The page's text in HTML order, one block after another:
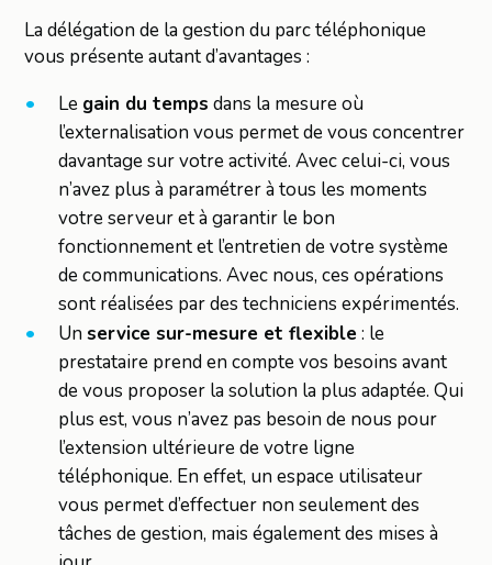
La délégation de la gestion du parc téléphonique
vous présente autant d’avantages :
Le gain du temps dans la mesure où
l’externalisation vous permet de vous concentrer
davantage sur votre activité. Avec celui-ci, vous
n’avez plus à paramétrer à tous les moments
votre serveur et à garantir le bon
fonctionnement et l’entretien de votre système
de communications. Avec nous, ces opérations
sont réalisées par des techniciens expérimentés.
Unservice sur-mesure et flexible : le
prestataire prend en compte vos besoins avant
de vous proposer la solution la plus adaptée. Qui
plus est, vous n’avez pas besoin de nous pour
l’extension ultérieure de votre ligne
téléphonique. En effet, un espace utilisateur
vous permet d’effectuer non seulement des
tâches de gestion, mais également des mises à